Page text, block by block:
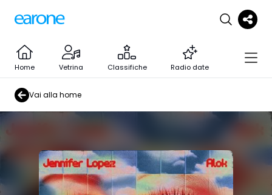
Home Vetrina Classifiche Radio date
Vai alla home